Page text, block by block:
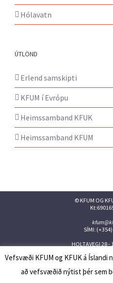
Hólavatn
ÚTLÖND
Erlend samskipti
KFUM í Evrópu
Heimssamband KFUK
Heimssamband KFUM
© KFUM OG
SÍMI:
HOLTAVEGI 28 -
Facebook
Twitter
Vefsvæði KFUM og KFUK á
að vefsvæðið nýtist þér sem